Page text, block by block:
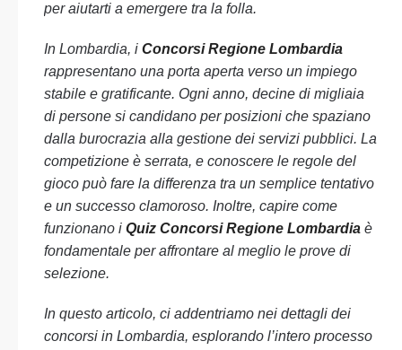
per aiutarti a emergere tra la folla.
In Lombardia, i Concorsi Regione Lombardia
rappresentano una porta aperta verso un impiego
stabile e gratificante. Ogni anno, decine di migliaia
di persone si candidano per posizioni che spaziano
dalla burocrazia alla gestione dei servizi pubblici. La
competizione è serrata, e conoscere le regole del
gioco può fare la differenza tra un semplice tentativo
e un successo clamoroso. Inoltre, capire come
funzionano i Quiz Concorsi Regione Lombardia è
fondamentale per affrontare al meglio le prove di
selezione.
In questo articolo, ci addentriamo nei dettagli dei
concorsi in Lombardia, esplorando l’intero processo